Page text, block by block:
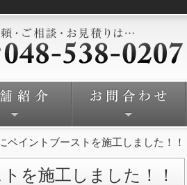
ペイントブーストを施工しました！！
を施工しました！！